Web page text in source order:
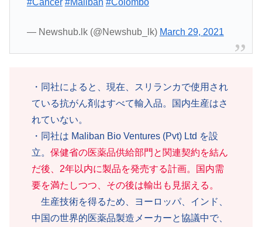
#Cancer #Maliban #Colombo
— Newshub.lk (@Newshub_lk) March 29, 2021
・同社によると、現在、スリランカで使用され
ている抗がん剤はすべて輸入品。国内生産はさ
れていない。
・同社は Maliban Bio Ventures (Pvt) Ltd を設
立。 保健省の医薬品供給部門と関連契約を結ん
だ後、2年以内に製品を発売する計画。国内需
要を満たしつつ、その後は輸出も見据える。
生産技術を得るため、ヨーロッパ、インド、
中国の世界的医薬品製造メーカーと協議中で、